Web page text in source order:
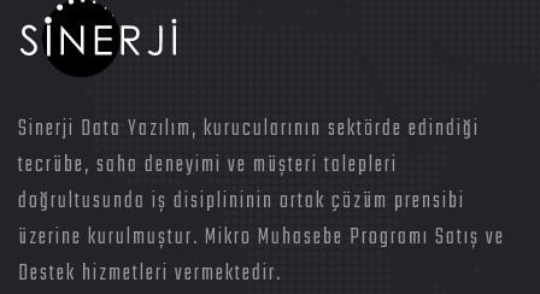
Sinerji Data Yazılım, kurucularının sektörde edindiği
tecrübe, saha deneyimi ve müşteri talepleri
doğrultusunda iş disiplininin ortak çözüm prensibi
üzerine kurulmuştur. Mikro Muhasebe Programı Satış ve
Destek hizmetleri vermektedir.